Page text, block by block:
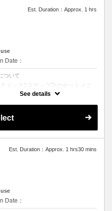
Est. Duration：Approx. 1 hrs
Date：
ついて
イック2ステップTrのセットメニ
ンプー、ブロー付。ロング料金な
See details
Est. Duration：Approx. 1 hrs30 mins
Date：